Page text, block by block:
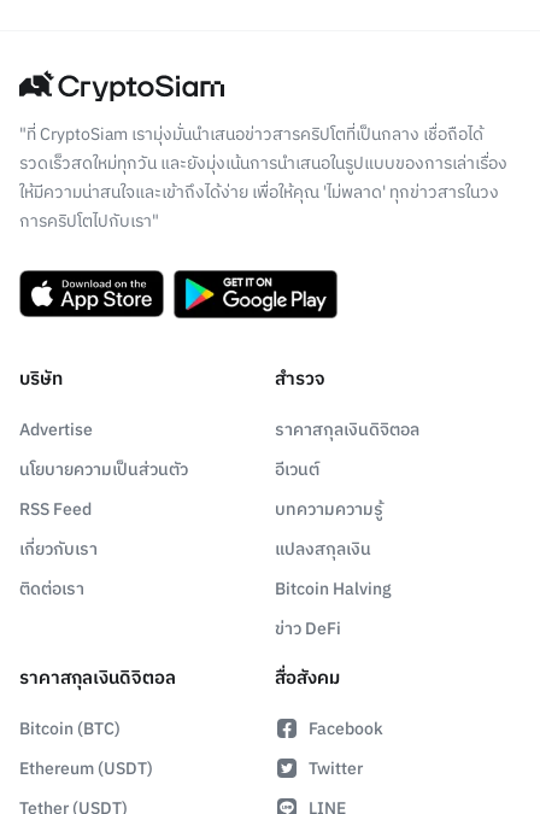
"ที่ CryptoSiam เรามุ่งมั่นนำเสนอข่าวสารคริปโตที่เป็นกลาง เชื่อถือได้
รวดเร็วสดใหม่ทุกวัน และยังมุ่งเน้นการนำเสนอในรูปแบบของการเล่าเรื่อง
ให้มีความน่าสนใจและเข้าถึงได้ง่าย เพื่อให้คุณ 'ไม่พลาด' ทุกข่าวสารในวง
การคริปโตไปกับเรา"
บริษัท
Advertise
นโยบายความเป็นส่วนตัว
RSS Feed
เกี่ยวกับเรา
ติดต่อเรา
สำรวจ
ราคาสกุลเงินดิจิตอล
อีเวนต์
บทความความรู้
แปลงสกุลเงิน
Bitcoin Halving
ข่าว DeFi
ราคาสกุลเงินดิจิตอล
Bitcoin (BTC)
Ethereum (USDT)
Tether (USDT)
สื่อสังคม
Facebook
Twitter
LINE